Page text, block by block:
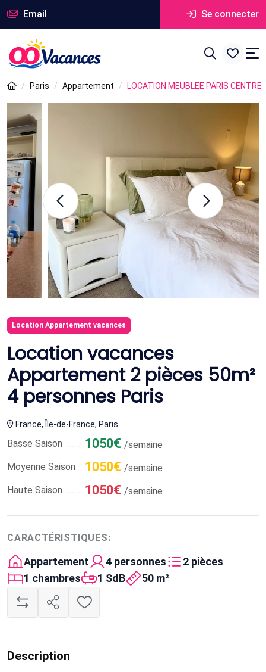
Email Se connecter
Paris Appartement LOCATION MEUBLEE PARIS CENTRE
Location Appartement vacances
Location vacances
Appartement 2 pièces 50m²
4 personnes Paris
France, Île-de-France, Paris
Basse Saison 1050€ /semaine
Moyenne Saison
1050€ /semaine
Haute Saison
1050€ /semaine
CARACTÉRISTIQUES:
Appartement 4 personnes
2 pièces
1 chambres
1 SdB 50 m²
Description